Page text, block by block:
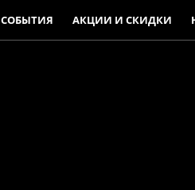
СОБЫТИЯ АКЦИИ И СКИДКИ